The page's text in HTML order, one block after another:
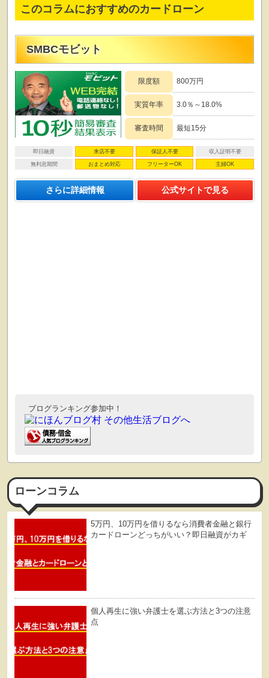
このコラムにおすすめのカードローン
SMBCモビット
限度額 800万円
実質年率 3.0％～18.0%
審査時間 最短15分
即日融資 来店不要 保証人不要 収入証明不要
無利息期間 おまとめ対応 フリーターOK 主婦OK
さらに詳細情報 公式サイトで見る
ブログランキング参加中！
ローンコラム
5万円、10万円を借りるなら消費者金融と銀行
カードローンどっちがいい？即日融資がカギ
個人再生に強い弁護士を選ぶ方法と3つの注意
点